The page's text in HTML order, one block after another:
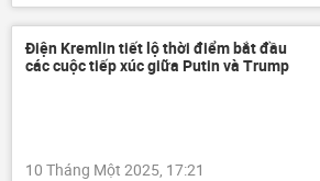
Bộ Ngoại giao Nga
Maria Zakharova
Thế giới
Myanmar Nga
Điện Kremlin tiết lộ thời điểm bắt đầu
các cuộc tiếp xúc giữa Putin và Trump
10 Tháng Một 2025, 17:21